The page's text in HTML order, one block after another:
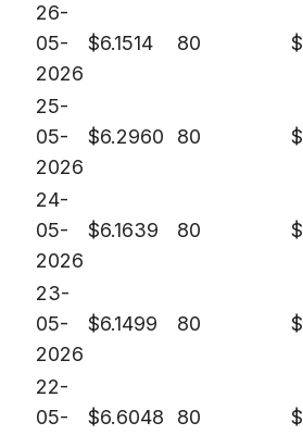
26-
05-
2026
$6.1514 80 $
25-
05-
2026
$6.2960 80 $
24-
05-
2026
$6.1639 80 $
23-
05-
2026
$6.1499 80 $
22-
05-
$6.6048 80 $